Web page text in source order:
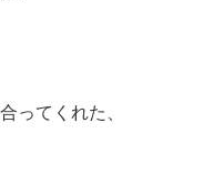
ってくれた、